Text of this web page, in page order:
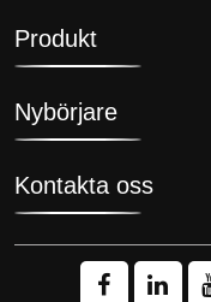
Produkt
Nybörjare
Kontakta oss